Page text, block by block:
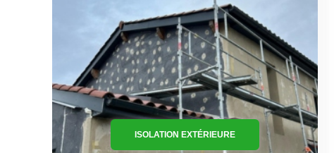
ISOLATION EXTÉRIEURE